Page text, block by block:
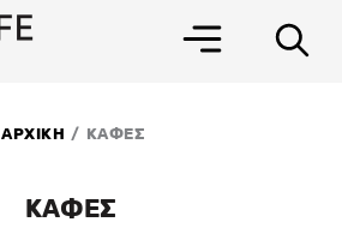
ΑΡΧΙΚΗ / ΚΑΦΕΣ
ΚΑΦΕΣ